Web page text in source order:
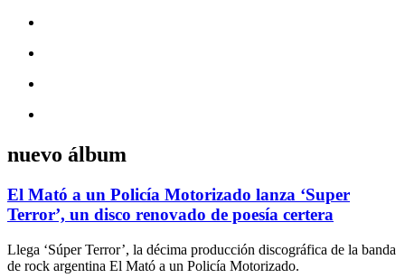
nuevo álbum
El Mató a un Policía Motorizado lanza ‘Super
Terror’, un disco renovado de poesía certera
Llega ‘Súper Terror’, la décima producción discográfica de la banda
de rock argentina El Mató a un Policía Motorizado.